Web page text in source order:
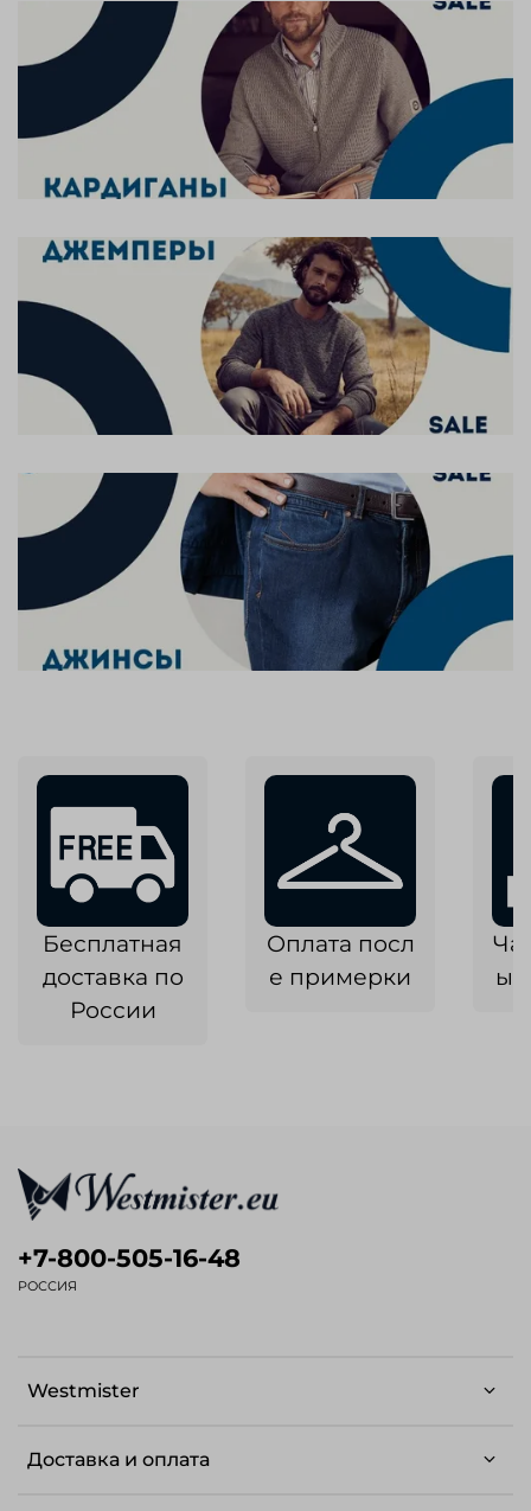
Бесплатная
доставка по
России
Оплата посл
е примерки
Westmister
Доставка и оплата
+7-800-505-16-48
РОССИЯ